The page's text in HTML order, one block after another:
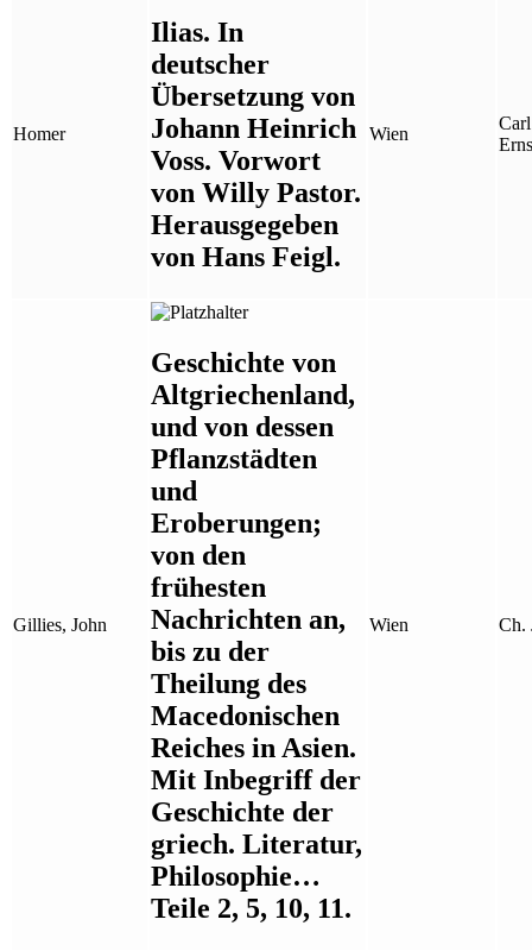
Homer
Ilias. In
deutscher
Übersetzung von
Johann Heinrich
Voss. Vorwort
von Willy Pastor.
Herausgegeben
von Hans Feigl.
Wien
Gillies, John
Geschichte von
Altgriechenland,
und von dessen
Pflanzstädten
und
Eroberungen;
von den
frühesten
Nachrichten an,
bis zu der
Theilung des
Macedonischen
Reiches in Asien.
Mit Inbegriff der
Geschichte der
griech. Literatur,
Philosophie…
Teile 2, 5, 10, 11.
Wien Ch.